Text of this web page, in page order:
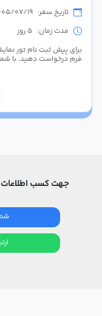
تاریخ سفر: 1405/07/19
مدت زمان: 5 روز
برای پیش ثبت نام تور
فرم درخواست دهید، با
جهت کسب اطلاعات